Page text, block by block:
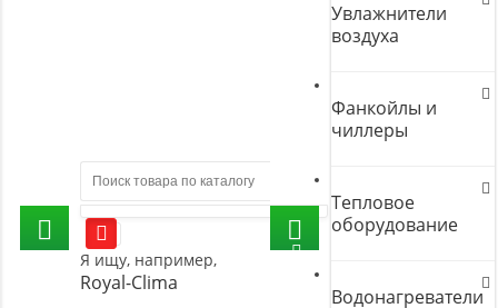
Я ищу, например,
Royal-Clima
Увлажнители
воздуха
Фанкойлы и
чиллеры
Тепловое
оборудование
Водонагреватели